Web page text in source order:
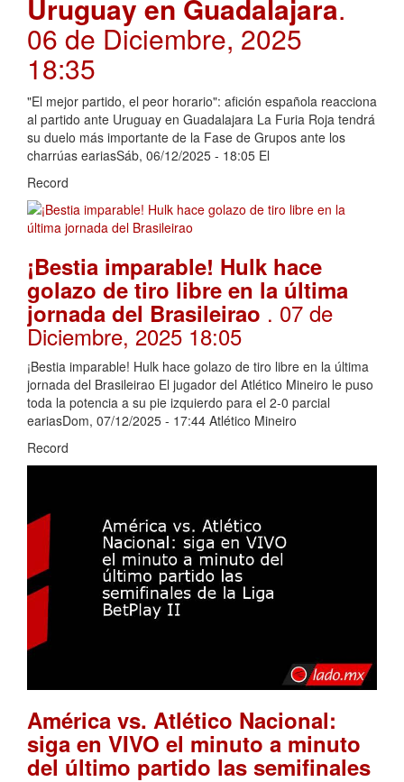
Uruguay en Guadalajara.
06 de Diciembre, 2025
18:35
"El mejor partido, el peor horario": afición española reacciona
al partido ante Uruguay en Guadalajara La Furia Roja tendrá
su duelo más importante de la Fase de Grupos ante los
charrúas eariasSáb, 06/12/2025 - 18:05 El
Record
¡Bestia imparable! Hulk hace
golazo de tiro libre en la última
jornada del Brasileirao . 07 de
Diciembre, 2025 18:05
¡Bestia imparable! Hulk hace golazo de tiro libre en la última
jornada del Brasileirao El jugador del Atlético Mineiro le puso
toda la potencia a su pie izquierdo para el 2-0 parcial
eariasDom, 07/12/2025 - 17:44 Atlético Mineiro
Record
América vs. Atlético Nacional:
siga en VIVO el minuto a minuto
del último partido las semifinales